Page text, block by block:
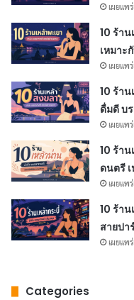
เผยแพ
10 ร้าน
เหมาะ
เผยแพ
10 ร้า
ดื่มดี บ
เผยแพ
10 ร้า
ดนตรี
เผยแพ
10 ร้า
สายปา
เผยแพ
Categories